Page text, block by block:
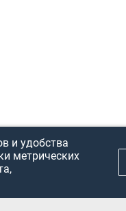
и удобства
метрических